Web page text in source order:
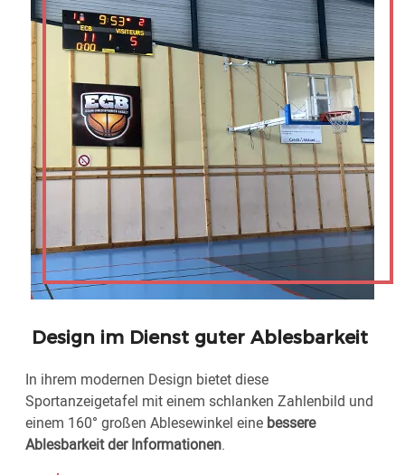
Design im Dienst guter Ablesbarkeit
In ihrem modernen Design bietet diese
Sportanzeigetafel mit einem schlanken Zahlenbild und
einem 160° großen Ablesewinkel eine bessere
Ablesbarkeit der Informationen.